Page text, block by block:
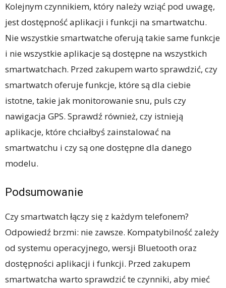
Kolejnym czynnikiem, który należy wziąć pod uwagę,
jest dostępność aplikacji i funkcji na smartwatchu.
Nie wszystkie smartwatche oferują takie same funkcje
i nie wszystkie aplikacje są dostępne na wszystkich
smartwatchach. Przed zakupem warto sprawdzić, czy
smartwatch oferuje funkcje, które są dla ciebie
istotne, takie jak monitorowanie snu, puls czy
nawigacja GPS. Sprawdź również, czy istnieją
aplikacje, które chciałbyś zainstalować na
smartwatchu i czy są one dostępne dla danego
modelu.
Podsumowanie
Czy smartwatch łączy się z każdym telefonem?
Odpowiedź brzmi: nie zawsze. Kompatybilność zależy
od systemu operacyjnego, wersji Bluetooth oraz
dostępności aplikacji i funkcji. Przed zakupem
smartwatcha warto sprawdzić te czynniki, aby mieć